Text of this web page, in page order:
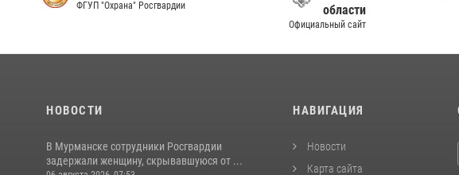
ФГУП "Охрана" Росгвардии
области
Официальный сайт
НОВОСТИ
В Мурманске сотрудники Росгвардии
задержали женщину, скрывавшуюся от ...
НАВИГАЦИЯ
Новости
Карта сайта